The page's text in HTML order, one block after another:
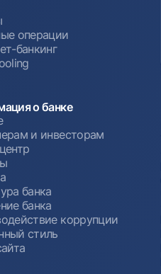
операции
банкинг
о банке
и инвесторам
банка
банка
коррупции
стиль